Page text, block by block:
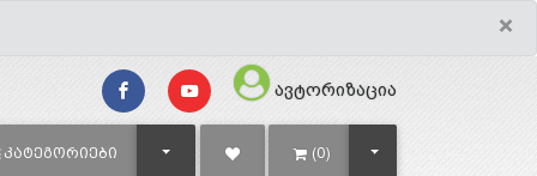
×
ავტორიზაცია
ᲙᲐᲢᲔᲒᲝᲠᲘᲔᲑᲘ TOGGLE DROPDOWN(0) TOGGLE DROPDOWN